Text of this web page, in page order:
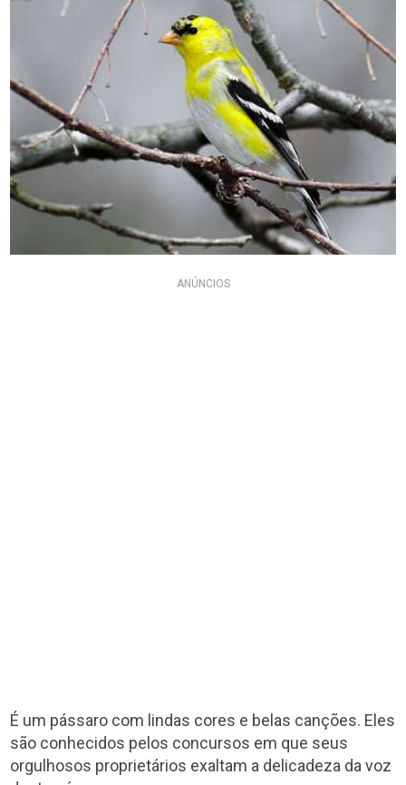
ANÚNCIOS
É um pássaro com lindas cores e belas canções. Eles
são conhecidos pelos concursos em que seus
orgulhosos proprietários exaltam a delicadeza da voz